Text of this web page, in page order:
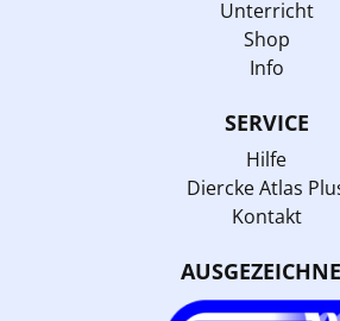
Unterricht
Shop
Info
SERVICE
Hilfe
Diercke Atlas
Kontakt